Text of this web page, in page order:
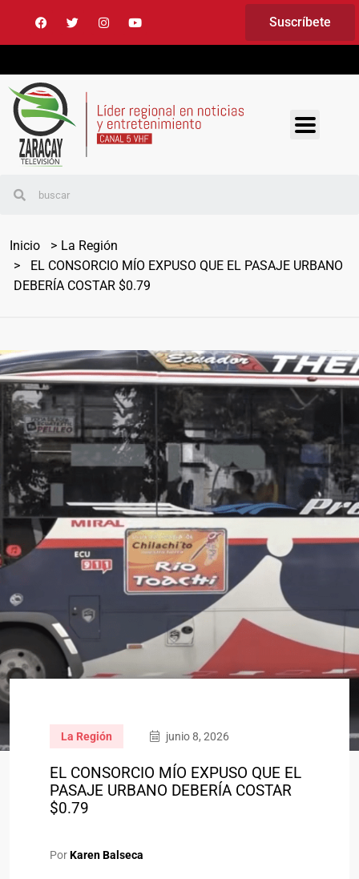
Suscríbete
Inicio
La Región
EL CONSORCIO MÍO EXPUSO QUE EL PASAJE URBANO
DEBERÍA COSTAR $0.79
La Región junio 8, 2026
EL CONSORCIO MÍO EXPUSO QUE EL
PASAJE URBANO DEBERÍA COSTAR
$0.79
PorKaren Balseca